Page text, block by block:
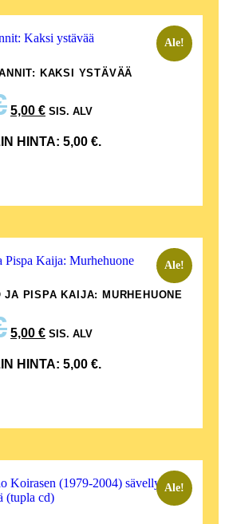
Ale!
KAKSI YSTÄVÄÄ
5,00 € SIS. ALV
HINTA: 5,00 €.
Ale!
JA PISPA KAIJA: MURHEHUONE
5,00 € SIS. ALV
HINTA: 5,00 €.
Ale!